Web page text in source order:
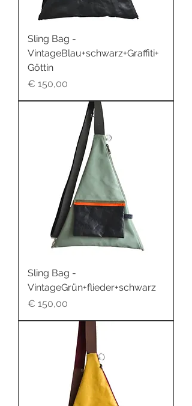
Sling Bag -
VintageBlau+schwarz+Graffiti+
Göttin
Preis
€ 150,00
Sling Bag -
VintageGrün+flieder+schwarz
Preis
€ 150,00